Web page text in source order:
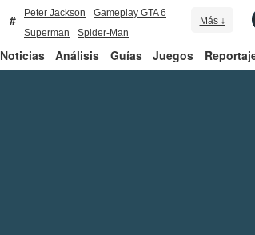
Peter Jackson
Gameplay GTA 6
Superman
Spider-Man
Más ↓
Noticias Análisis Guías Juegos